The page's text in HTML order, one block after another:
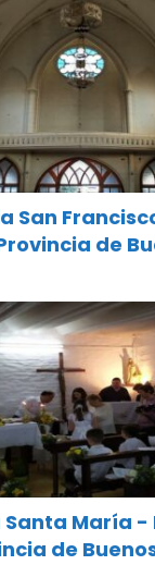
San
de
Santa María -
de